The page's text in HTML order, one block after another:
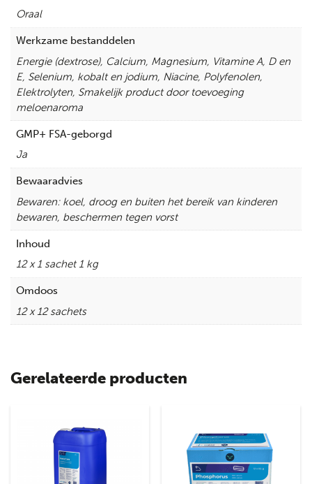
Oraal
Werkzame bestanddelen
Energie (dextrose), Calcium, Magnesium, Vitamine A, D en
E, Selenium, kobalt en jodium, Niacine, Polyfenolen,
Elektrolyten, Smakelijk product door toevoeging
meloenaroma
GMP+ FSA-geborgd
Ja
Bewaaradvies
Bewaren: koel, droog en buiten het bereik van kinderen
bewaren, beschermen tegen vorst
Inhoud
12 x 1 sachet 1 kg
Omdoos
12 x 12 sachets
Gerelateerde producten